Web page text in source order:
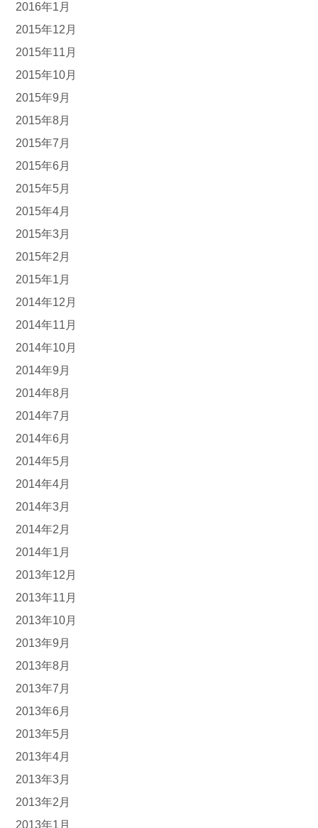
2016年1月
2015年12月
2015年11月
2015年10月
2015年9月
2015年8月
2015年7月
2015年6月
2015年5月
2015年4月
2015年3月
2015年2月
2015年1月
2014年12月
2014年11月
2014年10月
2014年9月
2014年8月
2014年7月
2014年6月
2014年5月
2014年4月
2014年3月
2014年2月
2014年1月
2013年12月
2013年11月
2013年10月
2013年9月
2013年8月
2013年7月
2013年6月
2013年5月
2013年4月
2013年3月
2013年2月
2013年1月